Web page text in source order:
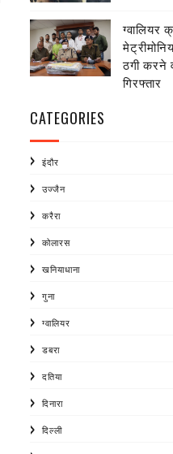
ग्वालियर
ठगी करने
गिरफ्तार
CATEGORIES
इंदौर
उज्जैन
करैरा
कोलारस
खनियाधाना
गुना
ग्वालियर
डबरा
दतिया
दिनारा
दिल्ली